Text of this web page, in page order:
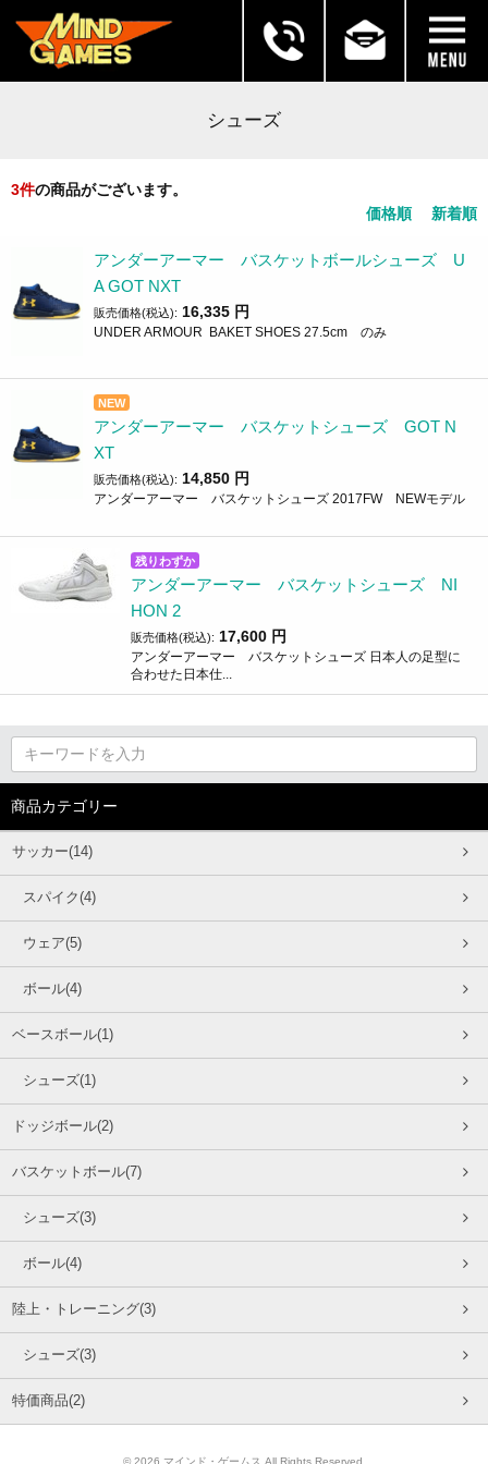
シューズ
3件の商品がございます。
価格順
新着順
アンダーアーマー バスケットボールシューズ U
A GOT NXT
販売価格(税込): 16,335 円
UNDER ARMOUR BAKET SHOES 27.5cm のみ
NEW
アンダーアーマー バスケットシューズ GOT N
XT
販売価格(税込): 14,850 円
アンダーアーマー バスケットシューズ 2017FW NEWモデル
残りわずか
アンダーアーマー バスケットシューズ NI
HON 2
販売価格(税込): 17,600 円
アンダーアーマー バスケットシューズ 日本人の足型に
合わせた日本仕...
商品カテゴリー
サッカー(14)
スパイク(4)
ウェア(5)
ボール(4)
ベースボール(1)
シューズ(1)
ドッジボール(2)
バスケットボール(7)
シューズ(3)
ボール(4)
陸上・トレーニング(3)
シューズ(3)
特価商品(2)
© 2026 マインド・ゲームス All Rights Reserved.